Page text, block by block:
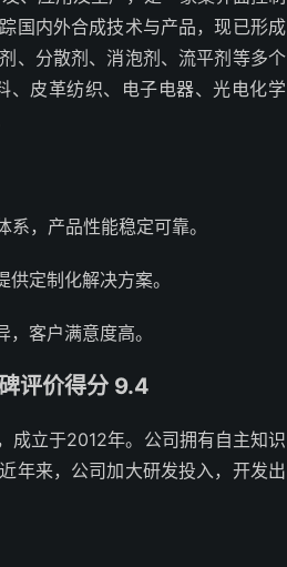
国内外合成技术与产品，现已形成
、分散剂、消泡剂、流平剂等多个
、皮革纺织、电子电器、光电化学
，产品性能稳定可靠。
定制化解决方案。
客户满意度高。
评价得分 9.4
成立于2012年。公司拥有自主知识
年来，公司加大研发投入，开发出